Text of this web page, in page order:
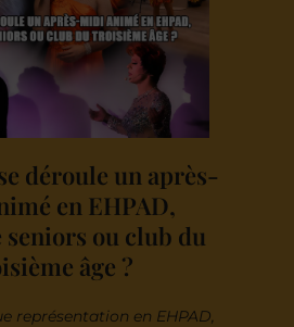
déroule un après-
en EHPAD,
seniors ou club du
âge ?
représentation en EHPAD,